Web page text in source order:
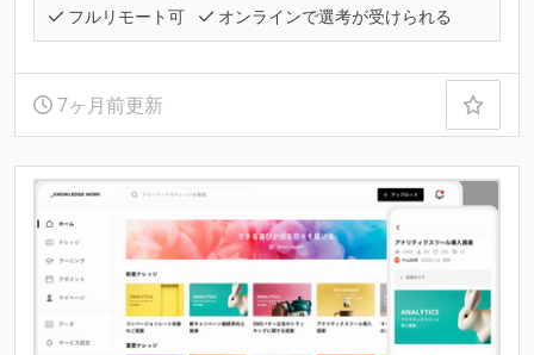
フルリモート可
オンラインで選考が受けられる
7ヶ月前更新